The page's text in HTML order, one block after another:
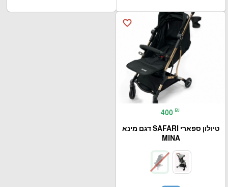
favorite_border
400 ₪
טיולון ספארי SAFARI דגם מינא
MINA